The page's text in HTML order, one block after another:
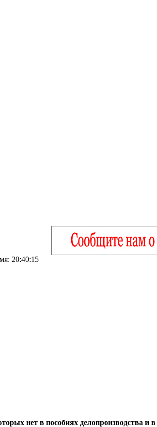
20:40:16
нет в пособиях делопроизводства и